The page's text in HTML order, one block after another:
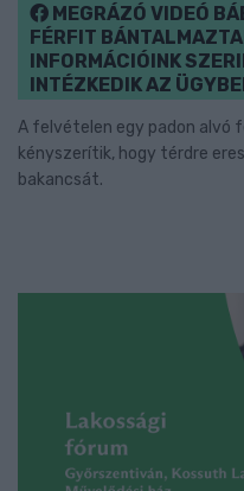
MEGRÁZÓ VIDEÓ
FÉRFIT
INFORMÁCIÓINK
INTÉZKEDIK AZ
A felvételen egy padon alvó
kényszerítik, hogy térdre
bakancsát.